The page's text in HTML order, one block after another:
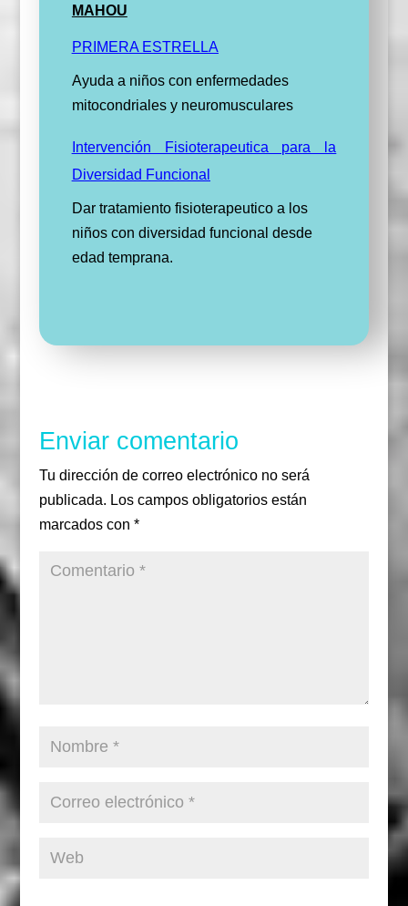
MAHOU
PRIMERA ESTRELLA
Ayuda a niños con enfermedades
mitocondriales y neuromusculares
Intervención Fisioterapeutica para la
Diversidad Funcional
Dar tratamiento fisioterapeutico a los
niños con diversidad funcional desde
edad temprana.
Enviar comentario
Tu dirección de correo electrónico no será
publicada. Los campos obligatorios están
marcados con *